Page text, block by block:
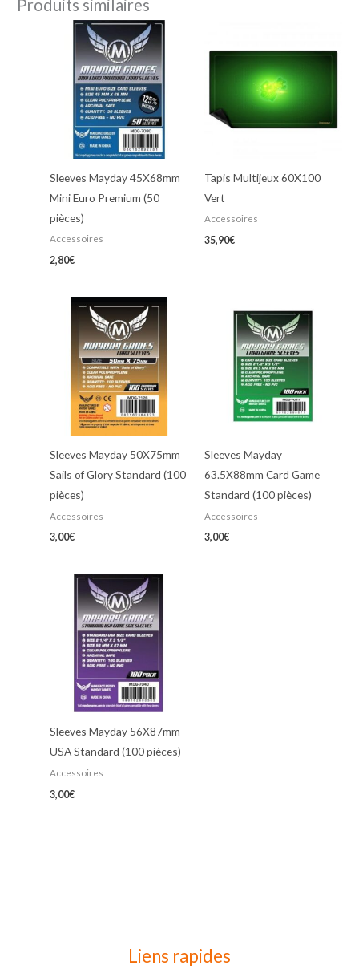
Produits similaires
Sleeves Mayday 45X68mm
Mini Euro Premium (50
pièces)
Accessoires
2,80€
Tapis Multijeux 60X100
Vert
Accessoires
35,90€
Sleeves Mayday 50X75mm
Sails of Glory Standard (100
pièces)
Accessoires
3,00€
Sleeves Mayday
63.5X88mm Card Game
Standard (100 pièces)
Accessoires
3,00€
Sleeves Mayday 56X87mm
USA Standard (100 pièces)
Accessoires
3,00€
Liens rapides